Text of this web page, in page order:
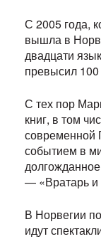
С 2005 года,
вышла в
двадцати
превысил
С тех пор
книг, в том
современной
событием в
— «Вратарь и
В Норвегии
идут